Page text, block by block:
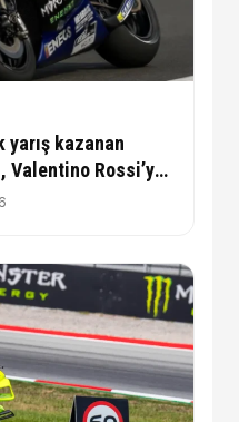
kazanan
Valentino Rossi’ye